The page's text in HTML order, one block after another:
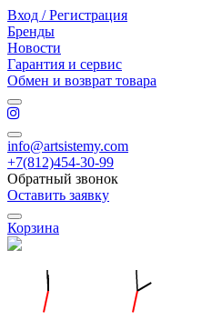
Вход / Регистрация
Бренды
Новости
Гарантия и сервис
Обмен и возврат товара
info@artsistemy.com
+7(812)454-30-99
Обратный звонок
Оставить заявку
Корзина